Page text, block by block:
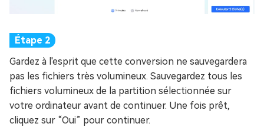
Gardez à l'esprit que cette conversion ne sauvegardera
pas les fichiers très volumineux. Sauvegardez tous les
fichiers volumineux de la partition sélectionnée sur
votre ordinateur avant de continuer. Une fois prêt,
cliquez sur “Oui” pour continuer.